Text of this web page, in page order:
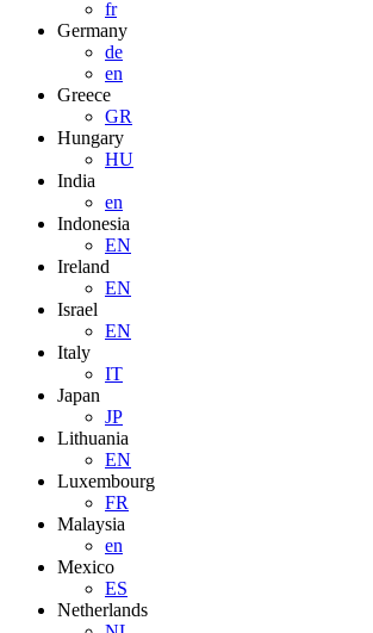
fr
Germany
de
en
Greece
GR
Hungary
HU
India
en
Indonesia
EN
Ireland
EN
Israel
EN
Italy
IT
Japan
JP
Lithuania
EN
Luxembourg
FR
Malaysia
en
Mexico
ES
Netherlands